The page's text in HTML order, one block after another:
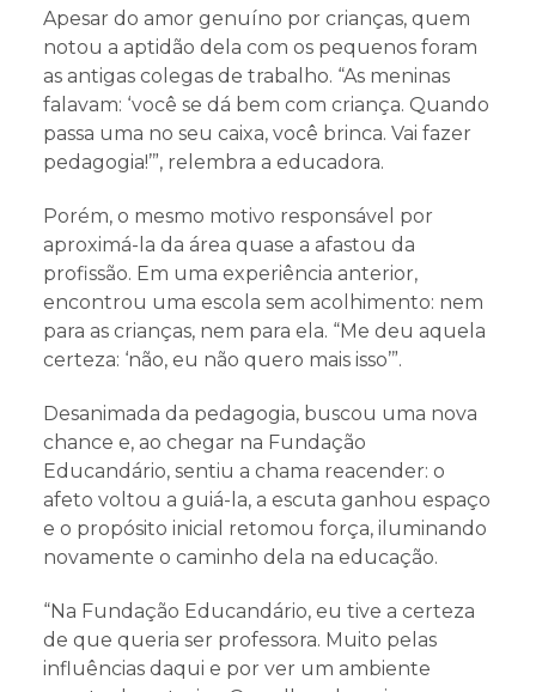
Apesar do amor genuíno por crianças, quem
notou a aptidão dela com os pequenos foram
as antigas colegas de trabalho. “As meninas
falavam: ‘você se dá bem com criança. Quando
passa uma no seu caixa, você brinca. Vai fazer
pedagogia!’”, relembra a educadora.
Porém, o mesmo motivo responsável por
aproximá-la da área quase a afastou da
profissão. Em uma experiência anterior,
encontrou uma escola sem acolhimento: nem
para as crianças, nem para ela. “Me deu aquela
certeza: ‘não, eu não quero mais isso’”.
Desanimada da pedagogia, buscou uma nova
chance e, ao chegar na Fundação
Educandário, sentiu a chama reacender: o
afeto voltou a guiá-la, a escuta ganhou espaço
e o propósito inicial retomou força, iluminando
novamente o caminho dela na educação.
“Na Fundação Educandário, eu tive a certeza
de que queria ser professora. Muito pelas
influências daqui e por ver um ambiente